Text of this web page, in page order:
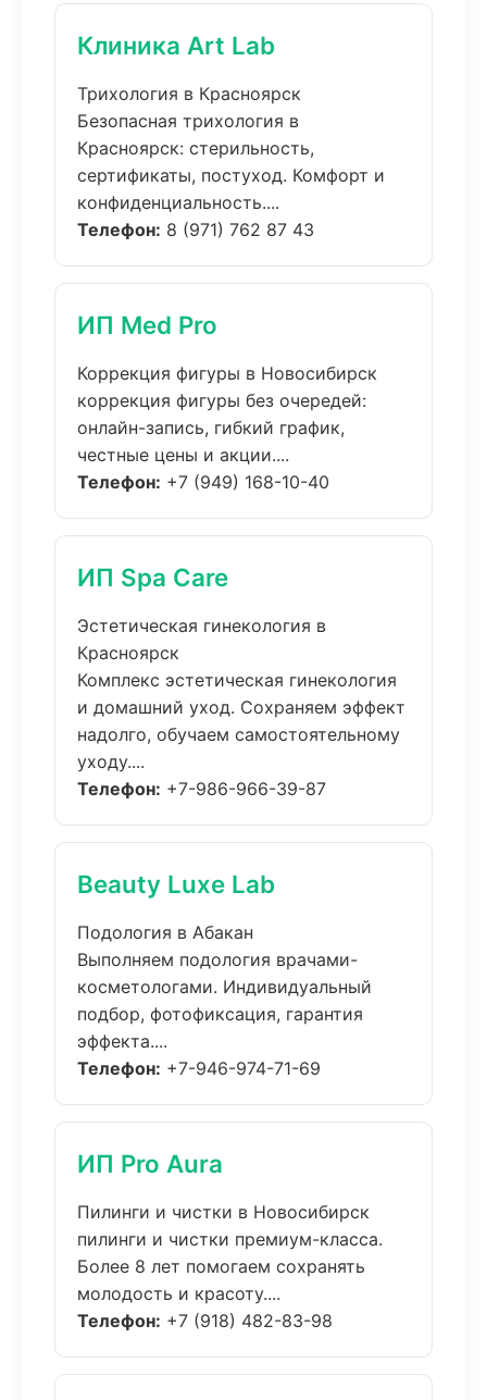
Клиника Art Lab
Трихология в Красноярск
Безопасная трихология в
Красноярск: стерильность,
сертификаты, постуход. Комфорт и
конфиденциальность....
Телефон: 8 (971) 762 87 43
ИП Med Pro
Коррекция фигуры в Новосибирск
коррекция фигуры без очередей:
онлайн-запись, гибкий график,
честные цены и акции....
Телефон: +7 (949) 168-10-40
ИП Spa Care
Эстетическая гинекология в
Красноярск
Комплекс эстетическая гинекология
и домашний уход. Сохраняем эффект
надолго, обучаем самостоятельному
уходу....
Телефон: +7-986-966-39-87
Beauty Luxe Lab
Подология в Абакан
Выполняем подология врачами-
косметологами. Индивидуальный
подбор, фотофиксация, гарантия
эффекта....
Телефон: +7-946-974-71-69
ИП Pro Aura
Пилинги и чистки в Новосибирск
пилинги и чистки премиум-класса.
Более 8 лет помогаем сохранять
молодость и красоту....
Телефон: +7 (918) 482-83-98